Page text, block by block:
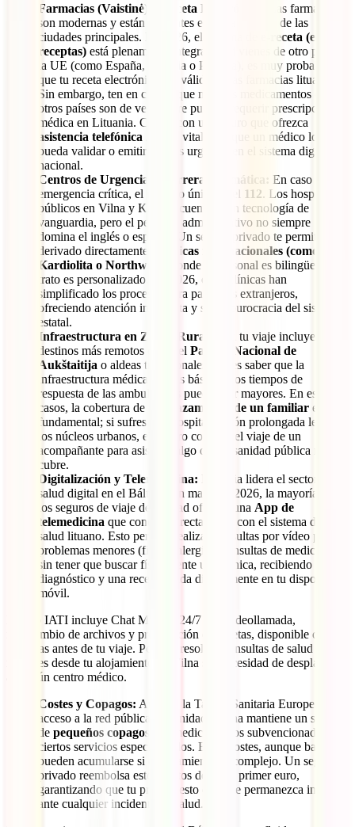
Farmacias (Vaistinė) y Receta Electrónica:
Las farmacias
son modernas y están presentes en cada esquina de las
ciudades principales. En 2026, el sistema de
e-receta (e-
receptas) está plenamente integrado. Si vienes de otro país de
la UE (como España, Letonia o Polonia), es muy probable
que tu receta electrónica sea válida en las farmacias lituanas.
Sin embargo, ten en cuenta que muchos medicamentos que en
otros países son de venta libre pueden requerir prescripción
médica en Lituania. Contar con un seguro que ofrezca
asistencia telefónica 24h
es vital para que un médico local
pueda validar o emitir recetas urgentes en el sistema digital
nacional.
Centros de Urgencia y Barrera Idiomática:
En caso de
emergencia crítica, el número único es el 112. Los hospitales
públicos en Vilna y Kaunas cuentan con tecnología de
vanguardia, pero el personal administrativo no siempre
domina el inglés o español. Un seguro privado te permite ser
derivado directamente a
clínicas internacionales (como
Kardiolita o Northway)
, donde el personal es bilingüe y el
trato es personalizado. En 2026, estas clínicas han
simplificado los procesos para pacientes extranjeros,
ofreciendo atención inmediata y sin la burocracia del sistema
estatal.
Infraestructura en Zonas Rurales:
Si tu viaje incluye
destinos más remotos como el Parque Nacional de
Aukštaitija o aldeas tradicionales, debes saber que la
infraestructura médica es más básica y los tiempos de
respuesta de las ambulancias pueden ser mayores. En estos
casos, la cobertura de
desplazamiento de un familiar es
fundamental; si sufres una hospitalización prolongada lejos de
los núcleos urbanos, el seguro costeará el viaje de un
acompañante para asistirte, algo que la sanidad pública nunca
cubre.
Digitalización y Telemedicina: Lituania lidera el sector de
salud digital en el Báltico. En mayo de 2026, la mayoría de
los seguros de viaje de calidad ofrecen una App de
telemedicina que conecta directamente con el sistema de
salud lituano. Esto permite realizar consultas por vídeo para
problemas menores (fiebre, alergias, consultas de medicación)
sin tener que buscar físicamente una clínica, recibiendo un
diagnóstico y una receta válida directamente en tu dispositivo
móvil.
La app IATI incluye Chat Médico 24/7 con videollamada,
intercambio de archivos y prescripción de recetas, disponible desde
72 horas antes de tu viaje. Permite resolver consultas de salud
menores desde tu alojamiento en Vilna sin necesidad de desplazarte
a ningún centro médico.
Costes y Copagos: Aunque la Tarjeta Sanitaria Europea da
acceso a la red pública, la sanidad lituana mantiene un sistema
de pequeños copagos
por medicamentos subvencionados y
ciertos servicios especializados. Estos costes, aunque bajos,
pueden acumularse si el tratamiento es complejo. Un seguro
privado reembolsa estos gastos desde el primer euro,
garantizando que tu presupuesto de viaje permanezca intacto
ante cualquier incidente de salud.